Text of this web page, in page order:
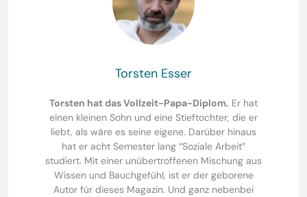
Torsten Esser
Torsten hat das Vollzeit-Papa-Diplom. Er hat
einen kleinen Sohn und eine Stieftochter, die er
liebt, als wäre es seine eigene. Darüber hinaus
hat er acht Semester lang “Soziale Arbeit”
studiert. Mit einer unübertroffenen Mischung aus
Wissen und Bauchgefühl, ist er der geborene
Autor für dieses Magazin. Und ganz nebenbei